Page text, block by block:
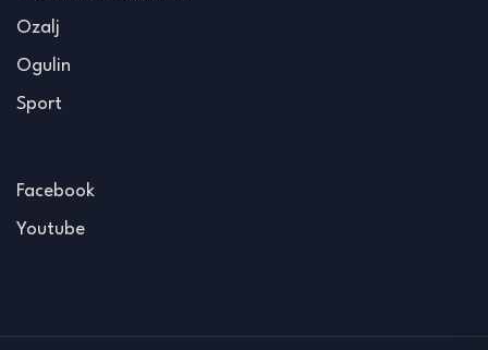
Ozalj
Ogulin
Sport
Facebook
Youtube